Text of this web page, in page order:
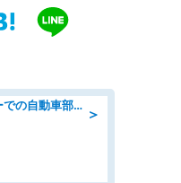
＞
未経験者大歓迎! ㈱デンソーでの自動車部品の組立作業 denso aichi